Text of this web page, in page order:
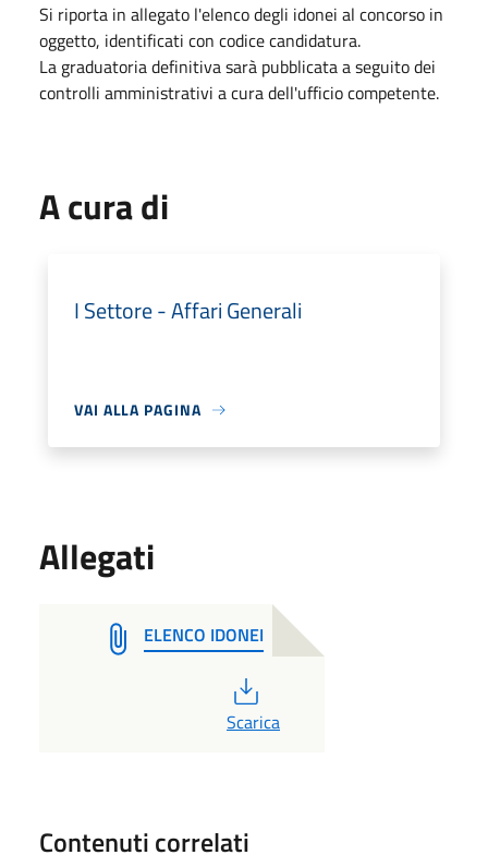
Si riporta in allegato l'elenco degli idonei al concorso in
oggetto, identificati con codice candidatura.
La graduatoria definitiva sarà pubblicata a seguito dei
controlli amministrativi a cura dell'ufficio competente.
A cura di
I Settore - Affari Generali
VAI ALLA PAGINA
Allegati
ELENCO IDONEI
PDF
Scarica
Contenuti correlati